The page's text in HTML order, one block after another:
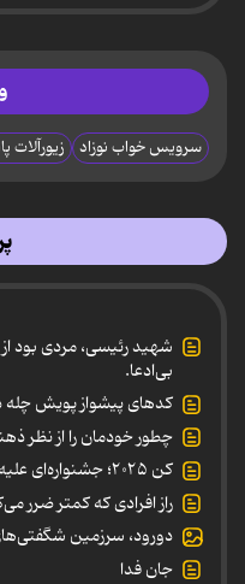
سرویس خواب نوزاد زیورآلات
شهید رئیسی، مردی بود
بی‌ادعا.
کدهای پیشواز پویش
چطور خودمان را از نظر ذهنی ۳۸ برابر قوی‌تر
کن ۲۰۲۵؛ جشنواره‌ای علیه خانواده
راز افرادی که کمتر ضرر
دورود، سرزمین
جان فدا